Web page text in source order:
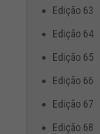
Edição 63
Edição 64
Edição 65
Edição 66
Edição 67
Edição 68